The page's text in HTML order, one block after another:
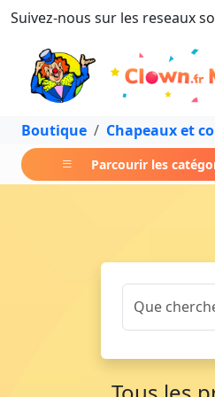
Suivez-nous sur les reseaux
Boutique Chapeaux et
Parcourir les